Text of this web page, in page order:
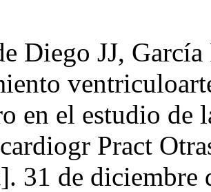
Diego JJ,
en el estudio
Pract
31 de diciembre